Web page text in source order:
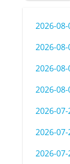
2026-
2026-
2026-08-
2026-08-
2026-
2026-
2026-